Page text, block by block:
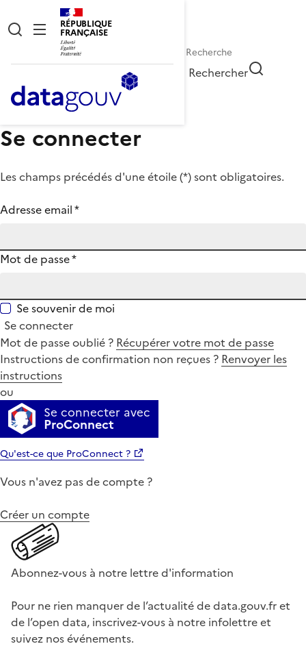
RÉPUBLIQUE
FRANÇAISE
Rechercher
Se connecter
Les champs précédés d'une étoile (*) sont obligatoires.
Adresse email*
Mot de passe*
Se souvenir de moi
Se connecter
Mot de passe oublié ? Récupérer votre mot de passe
Instructions de confirmation non reçues ? Renvoyer les
instructions
ou
Se connecter avec
ProConnect
Qu'est-ce que ProConnect ?
Vous n'avez pas de compte ?
Créer un compte
Abonnez-vous à notre lettre d'information
Pour ne rien manquer de l’actualité de data.gouv.fr et
de l’open data, inscrivez-vous à notre infolettre et
suivez nos événements.